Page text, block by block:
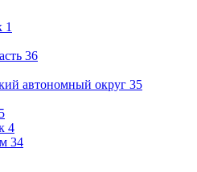
1
36
автономный округ 35
5
4
34